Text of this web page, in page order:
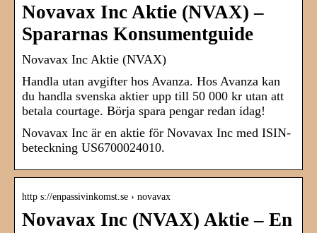
Novavax Inc Aktie (NVAX) –
Spararnas Konsumentguide
Novavax Inc Aktie (NVAX)
Handla utan avgifter hos Avanza. Hos Avanza kan
du handla svenska aktier upp till 50 000 kr utan att
betala courtage. Börja spara pengar redan idag!
Novavax Inc är en aktie för Novavax Inc med ISIN-
beteckning US6700024010.
http s://enpassivinkomst.se › novavax
Novavax Inc (NVAX) Aktie – En